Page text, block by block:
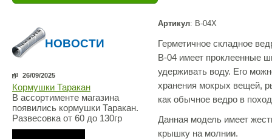
НОВОСТИ
26/09/2025
Кормушки Таракан
В ассортименте магазина
появились кормушки Таракан.
Развесовка от 60 до 130гр
Артикул: В-04Х
Герметичное складное
В-04 имеет проклеенные
удерживать воду. Его
хранения мокрых вещей,
как обычное ведро в
Данная модель имеет
крышку на молнии.